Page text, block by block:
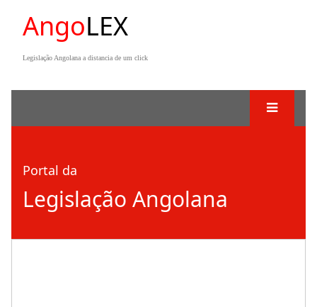
AngoLEX
Legislação Angolana a distancia de um click
Portal da
Legislação Angolana